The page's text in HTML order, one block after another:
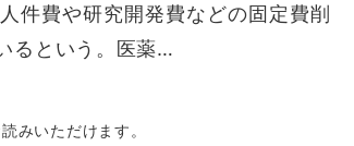
件費や研究開発費などの固定費削
るという。医薬…
みいただけます。